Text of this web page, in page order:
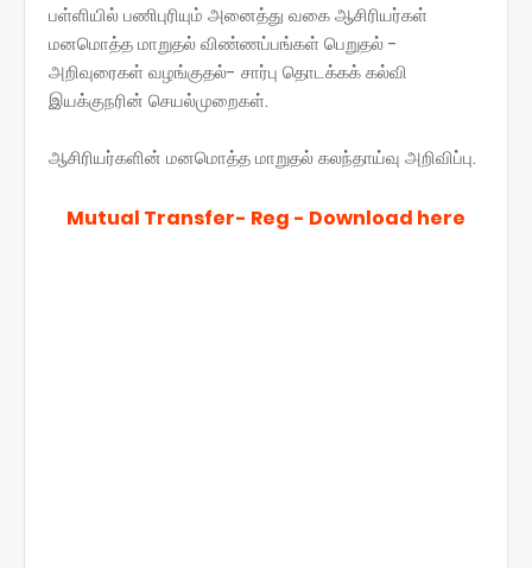
பள்ளியில் பணிபுரியும் அனைத்து வகை ஆசிரியர்கள்
மனமொத்த மாறுதல் விண்ணப்பங்கள் பெறுதல் -
அறிவுரைகள் வழங்குதல்- சார்பு தொடக்கக் கல்வி
இயக்குநரின் செயல்முறைகள்.
ஆசிரியர்களின் மனமொத்த மாறுதல் கலந்தாய்வு அறிவிப்பு.
Mutual Transfer- Reg - Download here